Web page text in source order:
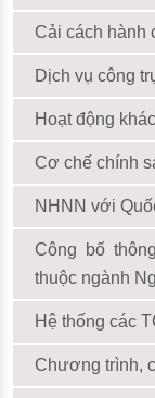
Cải cách hành
Dịch vụ công
Hoạt động khác
Cơ chế chính
NHNN với
Công bố
thuộc ngành
Hệ thống các
Chương trình,